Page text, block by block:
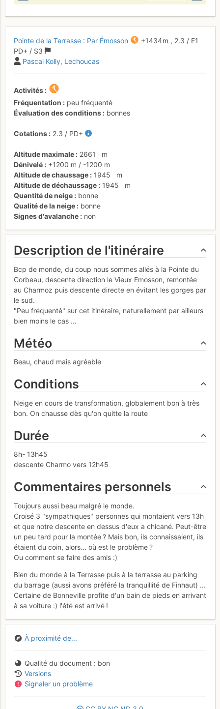
Pointe de la Terrasse : Par Émosson +1434 m , 2.3 / E1
PD+ / S3
Pascal Kolly Lechoucas
Activités
Fréquentation
peu fréquenté
Évaluation des conditions
bonnes
Cotations 2.3 / PD+
Altitude maximale 2661
m
Dénivelé
+1200 m / -1200 m
Altitude de chaussage
1945
m
Altitude de déchaussage
1945
m
Quantité de neige
bonne
Qualité de la neige
bonne
Signes d'avalanche
non
Description de l'itinéraire
Bcp de monde, du coup nous sommes allés à la Pointe du
Corbeau, descente direction le Vieux Emosson, remontée
au Charmoz puis descente directe en évitant les gorges par
le sud.
"Peu fréquenté" sur cet itinéraire, naturellement par ailleurs
bien moins le cas ...
Météo
Beau, chaud mais agréable
Conditions
Neige en cours de transformation, globalement bon à très
bon. On chausse dès qu'on quitte la route
Durée
8h- 13h45
descente Charmo vers 12h45
Commentaires personnels
Toujours aussi beau malgré le monde.
Croisé 3 "sympathiques" personnes qui montaient vers 13h
et que notre descente en dessus d'eux a chicané. Peut-être
un peu tard pour la montée ? Mais bon, ils connaissaient, ils
étaient du coin, alors... où est le problème ?
Ou comment se faire des amis :)
Bien du monde à la Terrasse puis à la terrasse au parking
du barrage (aussi avons préféré la tranquillité de Finhaut) ...
Certaine de Bonneville profite d'un bain de pieds en arrivant
à sa voiture :) l'été est arrivé !
À proximité de...
Qualité du document
bon
Versions
Signaler un problème